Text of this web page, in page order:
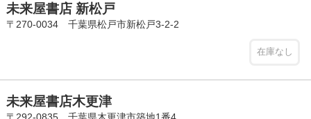
未来屋書店 新松戸
〒270-0034 千葉県松戸市新松戸3-2-2
在庫なし
未来屋書店木更津